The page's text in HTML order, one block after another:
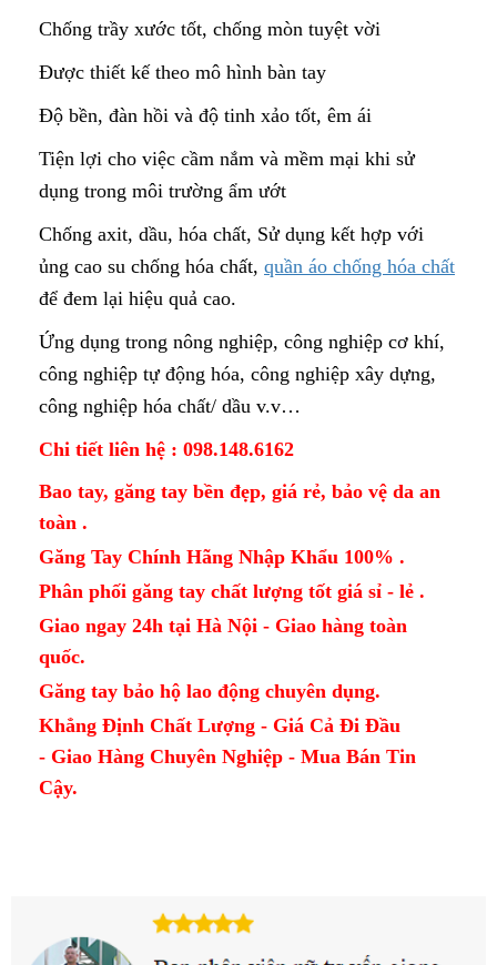
Chống trầy xước tốt, chống mòn tuyệt vời
Được thiết kế theo mô hình bàn tay
Độ bền, đàn hồi và độ tinh xảo tốt, êm ái
Tiện lợi cho việc cầm nắm và mềm mại khi sử
dụng trong môi trường ẩm ướt
Chống axit, dầu, hóa chất, Sử dụng kết hợp với
ủng cao su chống hóa chất, quần áo chống hóa chất
để đem lại hiệu quả cao.
Ứng dụng trong nông nghiệp, công nghiệp cơ khí,
công nghiệp tự động hóa, công nghiệp xây dựng,
công nghiệp hóa chất/ dầu v.v…
Chi tiết liên hệ : 098.148.6162
Bao tay, găng tay bền đẹp, giá rẻ, bảo vệ da an
toàn .
Găng Tay Chính Hãng Nhập Khẩu 100% .
Phân phối găng tay chất lượng tốt giá sỉ - lẻ .
Giao ngay 24h tại Hà Nội - Giao hàng toàn
quốc.
Găng tay bảo hộ lao động chuyên dụng.
Khẳng Định Chất Lượng - Giá Cả Đi Đầu
- Giao Hàng Chuyên Nghiệp - Mua Bán Tin
Cậy.